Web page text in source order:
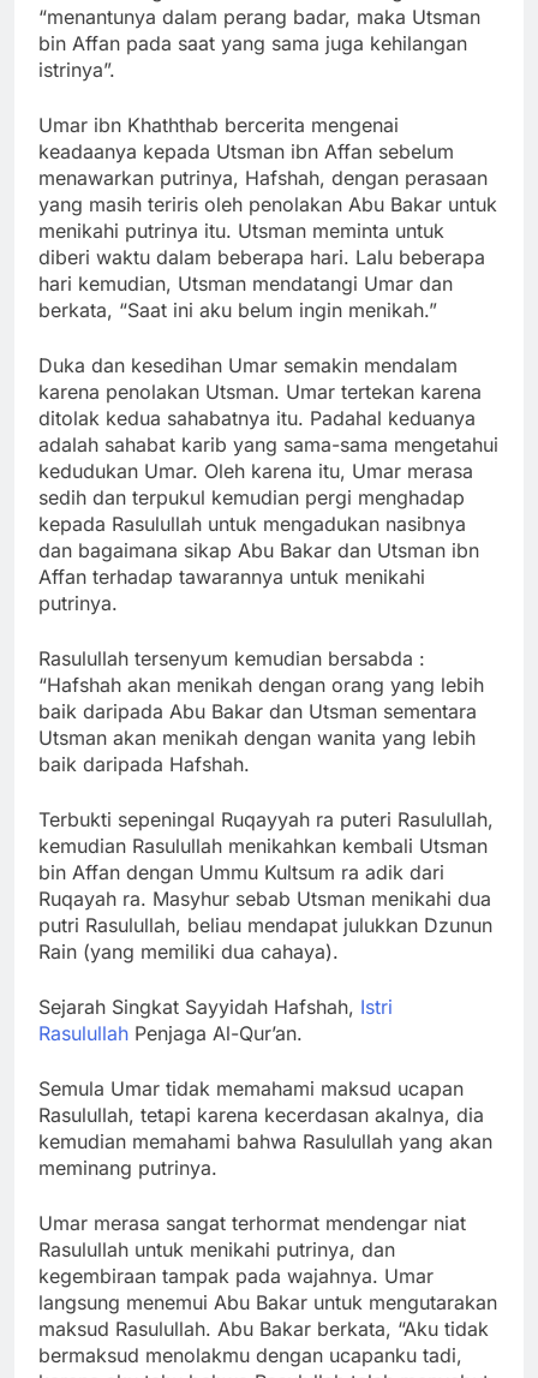
“menantunya dalam perang badar, maka Utsman
bin Affan pada saat yang sama juga kehilangan
istrinya”.
Umar ibn Khaththab bercerita mengenai
keadaanya kepada Utsman ibn Affan sebelum
menawarkan putrinya, Hafshah, dengan perasaan
yang masih teriris oleh penolakan Abu Bakar untuk
menikahi putrinya itu. Utsman meminta untuk
diberi waktu dalam beberapa hari. Lalu beberapa
hari kemudian, Utsman mendatangi Umar dan
berkata, “Saat ini aku belum ingin menikah.”
Duka dan kesedihan Umar semakin mendalam
karena penolakan Utsman. Umar tertekan karena
ditolak kedua sahabatnya itu. Padahal keduanya
adalah sahabat karib yang sama-sama mengetahui
kedudukan Umar. Oleh karena itu, Umar merasa
sedih dan terpukul kemudian pergi menghadap
kepada Rasulullah untuk mengadukan nasibnya
dan bagaimana sikap Abu Bakar dan Utsman ibn
Affan terhadap tawarannya untuk menikahi
putrinya.
Rasulullah tersenyum kemudian bersabda :
“Hafshah akan menikah dengan orang yang lebih
baik daripada Abu Bakar dan Utsman sementara
Utsman akan menikah dengan wanita yang lebih
baik daripada Hafshah.
Terbukti sepeningal Ruqayyah ra puteri Rasulullah,
kemudian Rasulullah menikahkan kembali Utsman
bin Affan dengan Ummu Kultsum ra adik dari
Ruqayah ra. Masyhur sebab Utsman menikahi dua
putri Rasulullah, beliau mendapat julukkan Dzunun
Rain (yang memiliki dua cahaya).
Sejarah Singkat Sayyidah Hafshah, Istri
Rasulullah Penjaga Al-Qur’an.
Semula Umar tidak memahami maksud ucapan
Rasulullah, tetapi karena kecerdasan akalnya, dia
kemudian memahami bahwa Rasulullah yang akan
meminang putrinya.
Umar merasa sangat terhormat mendengar niat
Rasulullah untuk menikahi putrinya, dan
kegembiraan tampak pada wajahnya. Umar
langsung menemui Abu Bakar untuk mengutarakan
maksud Rasulullah. Abu Bakar berkata, “Aku tidak
bermaksud menolakmu dengan ucapanku tadi,